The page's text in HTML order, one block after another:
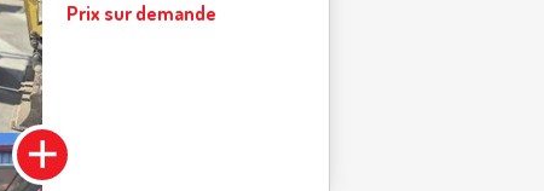
Prix sur demande